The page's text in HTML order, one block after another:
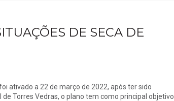
DE SECA DE
ativado a 22 de março de 2022, após ter sido
Torres Vedras, o plano tem como principal objetivo